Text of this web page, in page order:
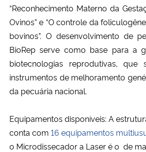
“Reconhecimento Materno da
Ovinos” e “O controle da
bovinos”. O desenvolvimento de
BioRep serve como base para a
biotecnologias reprodutivas, que
instrumentos de melhoramento
da pecuária nacional.
Equipamentos disponíveis: A
conta com 16 equipamentos
o Microdissecador a Laser é o de